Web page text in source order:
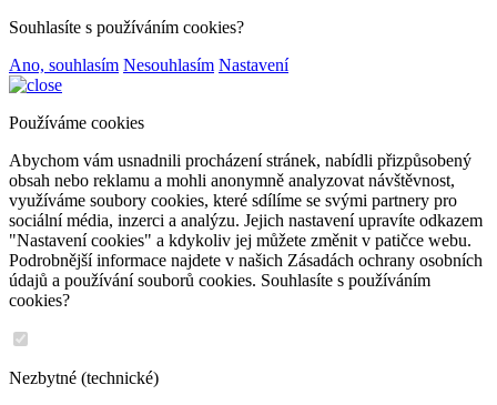
Souhlasíte s používáním cookies?
Ano, souhlasím Nesouhlasím Nastavení
Používáme cookies
Abychom vám usnadnili procházení stránek, nabídli přizpůsobený
obsah nebo reklamu a mohli anonymně analyzovat návštěvnost,
využíváme soubory cookies, které sdílíme se svými partnery pro
sociální média, inzerci a analýzu. Jejich nastavení upravíte odkazem
"Nastavení cookies" a kdykoliv jej můžete změnit v patičce webu.
Podrobnější informace najdete v našich Zásadách ochrany osobních
údajů a používání souborů cookies. Souhlasíte s používáním
cookies?
Nezbytné (technické)